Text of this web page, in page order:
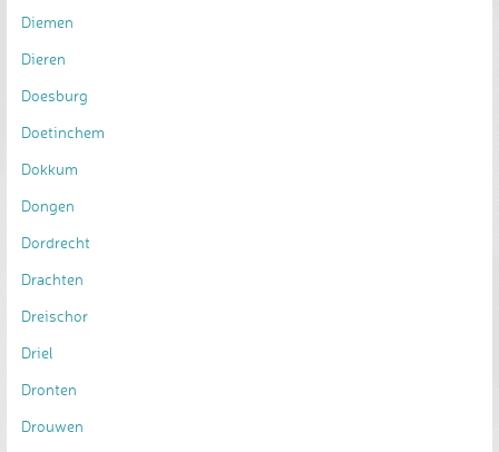
Diemen
Dieren
Doesburg
Doetinchem
Dokkum
Dongen
Dordrecht
Drachten
Dreischor
Driel
Dronten
Drouwen